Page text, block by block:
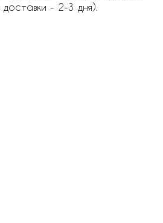
- 2-3 дня).